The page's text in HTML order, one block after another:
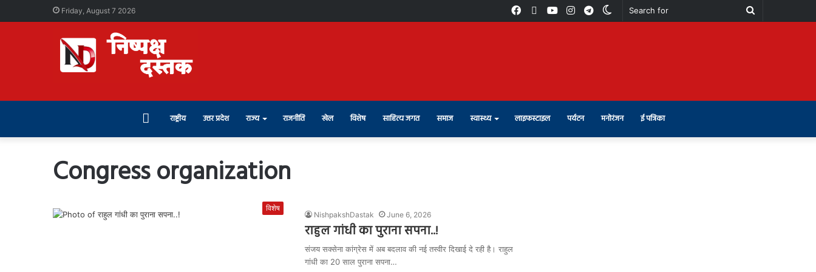
Friday, August 7 2026
Search
Switch
Telegram
Instagram
Youtube
Facebook
राष्ट्रीय उत्तर प्रदेश राज्य राजनीति खेल विशेष साहित्य जगत समाज स्वास्थ्य लाइफस्टाइल पर्यटन मनोरंजन ई पत्रिका
Congress organization
विशेष
NishpakshDastak June 6, 2026
राहुल गांधी का पुराना सपना..!
संजय सक्सेना कांग्रेस में अब बदलाव की नई तस्वीर दिखाई दे रही है। राहुल
गांधी का 20 साल पुराना सपना…